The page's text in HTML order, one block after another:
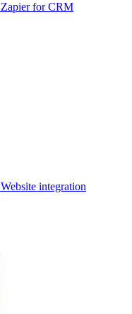
Zapier for CRM
Website integration